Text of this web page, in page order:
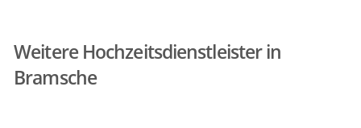
Weitere Hochzeitsdienstleister in
Bramsche